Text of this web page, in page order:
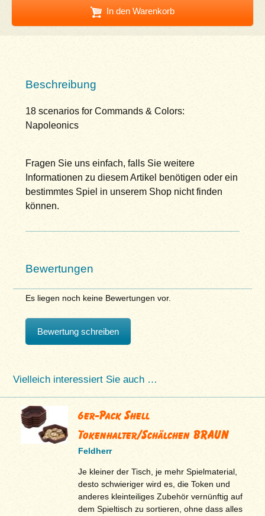
In den Warenkorb
Beschreibung
18 scenarios for Commands & Colors:
Napoleonics
Fragen Sie uns einfach, falls Sie weitere
Informationen zu diesem Artikel benötigen oder ein
bestimmtes Spiel in unserem Shop nicht finden
können.
Bewertungen
Es liegen noch keine Bewertungen vor.
Bewertung schreiben
Vielleich interessiert Sie auch …
6er-Pack Shell
Tokenhalter/Schälchen BRAUN
Feldherr
Je kleiner der Tisch, je mehr Spielmaterial,
desto schwieriger wird es, die Token und
anderes kleinteiliges Zubehör vernünftig auf
dem Spieltisch zu sortieren, ohne dass alles